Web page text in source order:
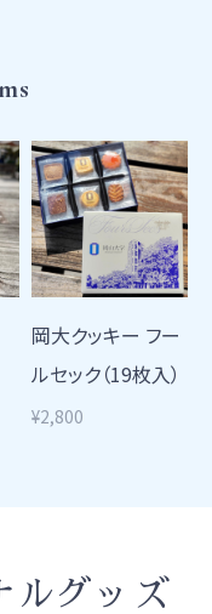
岡大クッキー フー
ルセック（19枚入）
¥2,800
ルグッズ